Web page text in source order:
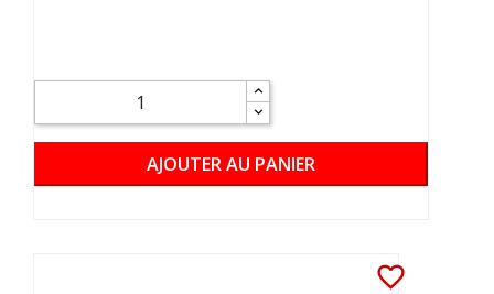
AJOUTER AU PANIER
favorite_border